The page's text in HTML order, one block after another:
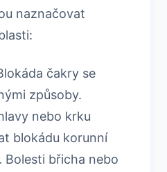
naznačovat
čakry se
způsoby.
nebo krku
blokádu korunní
Bolesti břicha nebo